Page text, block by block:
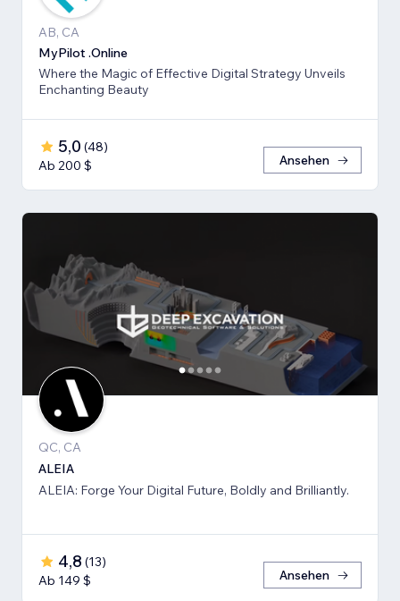
AB, CA
MyPilot .Online
Where the Magic of Effective Digital Strategy Unveils
Enchanting Beauty
5,0 (48)
Ab 200 $
Ansehen
QC, CA
ALEIA
ALEIA: Forge Your Digital Future, Boldly and Brilliantly.
4,8 (13)
Ab 149 $
Ansehen